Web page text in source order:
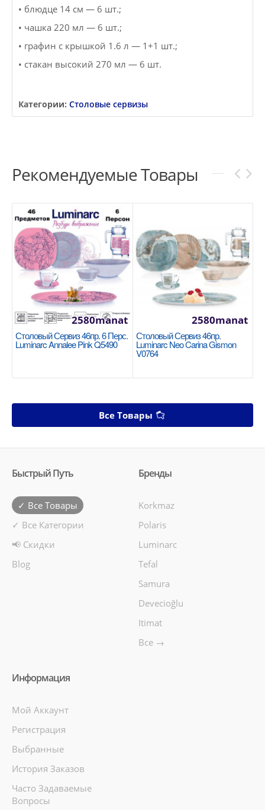
• блюдце 14 см — 6 шт.;
• чашка 220 мл — 6 шт.;
• графин с крышкой 1.6 л — 1+1 шт.;
• стакан высокий 270 мл — 6 шт.
Категории: Столовые сервизы
Рекомендуемые Товары
Столовый Сервиз 46пр. 6 Перс.
Luminarc Annalee Pink Q5490
2580manat
Столовый Сервиз 46пр.
Luminarc Neo Carina Gismon
V0764
2580manat
Все Товары
Быстрый Путь
✓ Все Товары
✓ Все Категории
📢 Скидки
Blog
Бренды
Korkmaz
Polaris
Luminarc
Tefal
Samura
Devecioğlu
Itimat
Все →
Информация
Мой Аккаунт
Регистрация
Выбранные
История Заказов
Часто Задаваемые
Вопросы